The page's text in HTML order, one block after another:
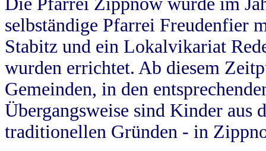
selbständige Pfarrei Freudenfier
Stabitz und ein Lokalvikariat
wurden errichtet. Ab diesem
Gemeinden, in den
Übergangsweise sind Kinder aus
traditionellen Gründen - in